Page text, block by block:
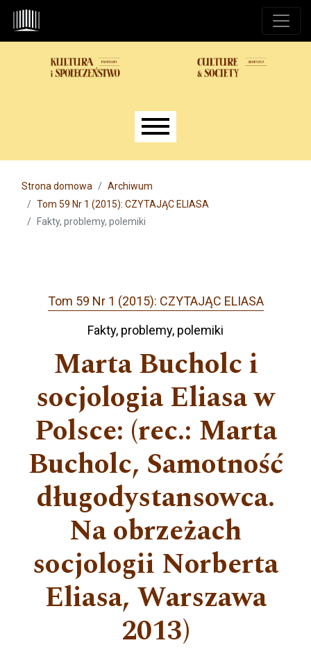
Przejdź do głównego menu
Przejdź do sekcji głównej
Przejdź do stopki
Main menu
Strona domowa
Archiwum
Tom 59 Nr 1 (2015): CZYTAJĄC ELIASA
Fakty, problemy, polemiki
Tom 59 Nr 1 (2015): CZYTAJĄC ELIASA
Fakty, problemy, polemiki
Marta Bucholc i
socjologia Eliasa w
Polsce: (rec.: Marta
Bucholc, Samotność
długodystansowca.
Na obrzeżach
socjologii Norberta
Eliasa, Warszawa
2013)